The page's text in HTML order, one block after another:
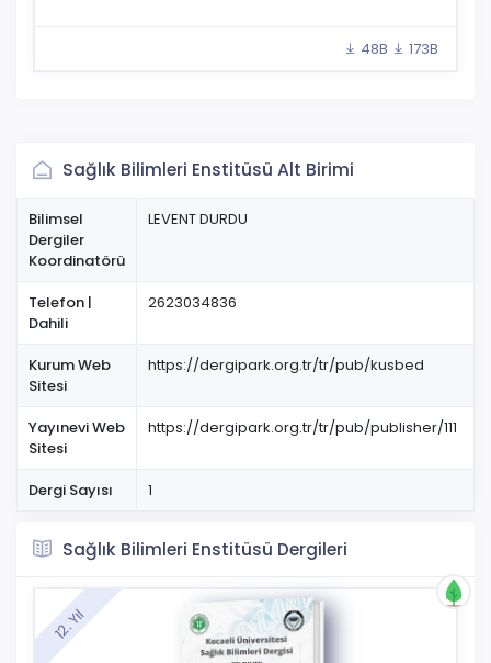
48B 173B
Sağlık Bilimleri Enstitüsü Alt Birimi
Bilimsel
Dergiler
Koordinatörü
LEVENT DURDU
Telefon |
Dahili
2623034836
Kurum Web
Sitesi
https://dergipark.org.tr/tr/pub/kusbed
Yayınevi Web
Sitesi
https://dergipark.org.tr/tr/pub/publisher/111
Dergi Sayısı 1
Sağlık Bilimleri Enstitüsü Dergileri
12. Yıl